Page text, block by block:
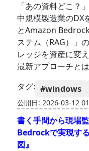
「あの資料どこ？
中規模製造業のDX
とAmazon
ステム（RAG）」
レッジを資産に変
最新アプローチとは
タグ: #windows
公開日: 2026-03-12
書く手間から現場
Bedrockで実現す
図』